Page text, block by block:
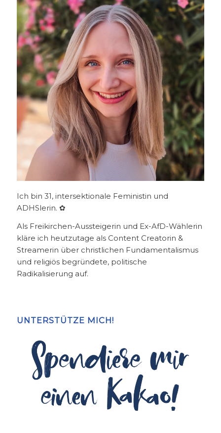
Ich bin 31, intersektionale Feministin und
ADHSlerin. ✿
Als Freikirchen-Aussteigerin und Ex-AfD-Wählerin
kläre ich heutzutage als Content Creatorin &
Streamerin über christlichen Fundamentalismus
und religiös begründete, politische
Radikalisierung auf.
UNTERSTÜTZE MICH!